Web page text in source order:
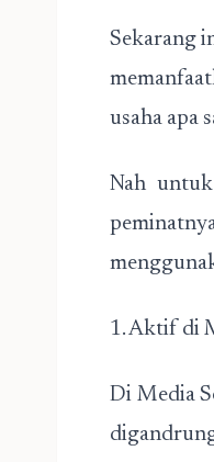
Sekarang
usaha apa
Nah
1. Aktif di
Di Media